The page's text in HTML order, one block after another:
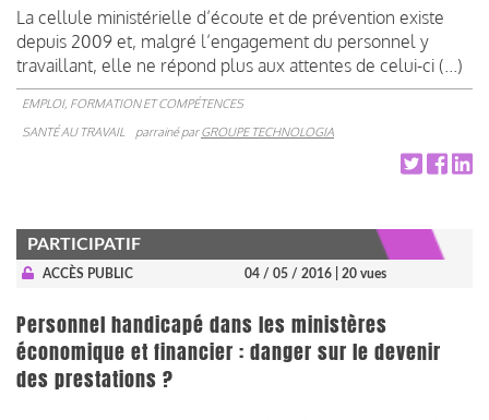
La cellule ministérielle d’écoute et de prévention existe
depuis 2009 et, malgré l’engagement du personnel y
travaillant, elle ne répond plus aux attentes de celui-ci (...)
EMPLOI, FORMATION ET COMPÉTENCES
SANTÉ AU TRAVAIL
parrainé parGROUPE TECHNOLOGIA
PARTICIPATIF
ACCÈS PUBLIC 04 / 05 / 2016 | 20 vues
Personnel handicapé dans les ministères
économique et financier : danger sur le devenir
des prestations ?